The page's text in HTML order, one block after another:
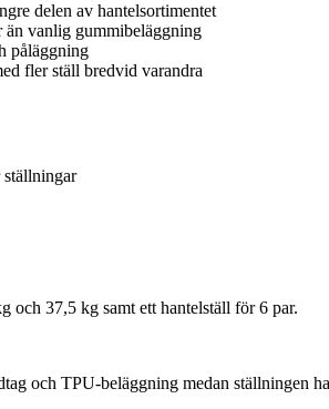
delen av hantelsortimentet
vanlig gummibeläggning
påläggning
fler ställ bredvid varandra
ställningar
och 37,5 kg samt ett hantelställ för 6 par.
och TPU-beläggning medan ställningen